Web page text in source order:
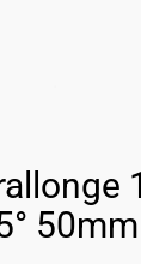
50mm